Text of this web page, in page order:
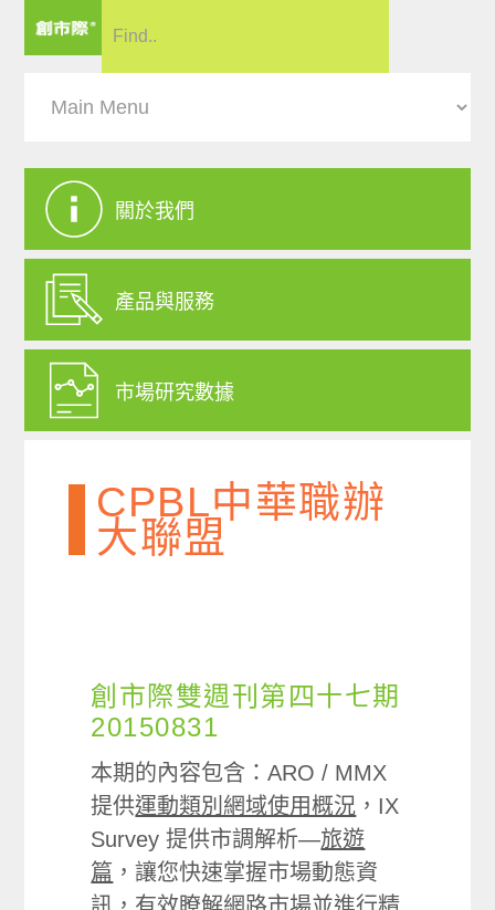
關於我們
產品與服務
市場研究數據
CPBL中華職辦
大聯盟
創市際雙週刊第四十七期
20150831
本期的內容包含：ARO / MMX
提供運動類別網域使用概況 ，IX
Survey 提供市調解析—旅遊
篇 ，讓您快速掌握市場動態資